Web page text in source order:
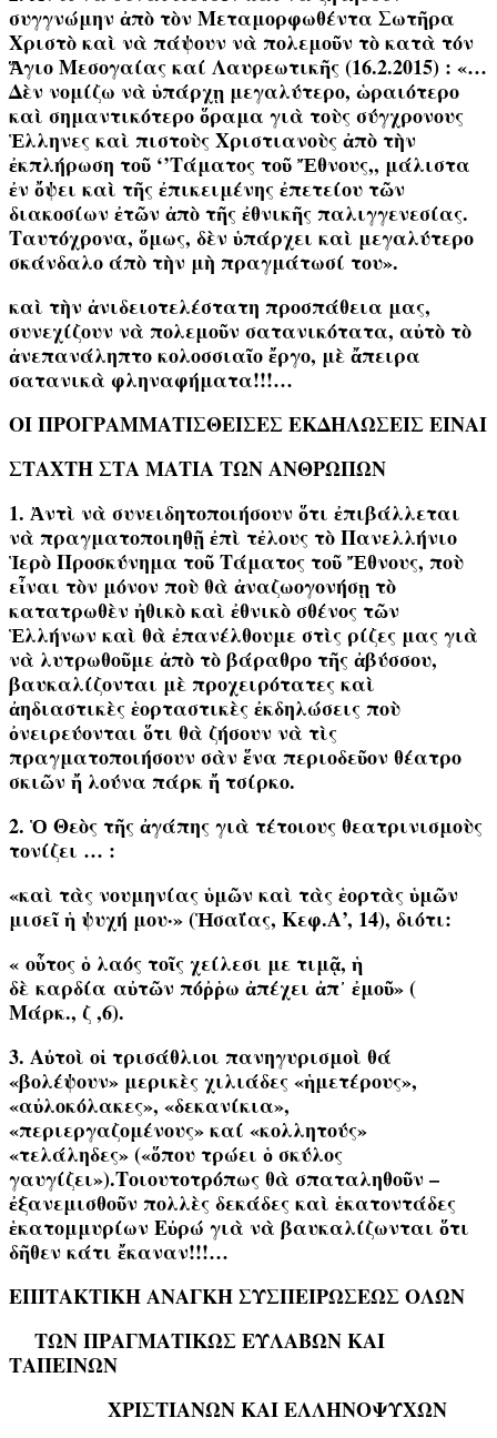
συγγνώμην ἀπὸ τὸν Μεταμορφωθέντα Σωτῆρα
Χριστὸ καὶ νὰ πάψουν νὰ πολεμοῦν τὸ κατὰ τόν
Ἅγιο Μεσογαίας καί Λαυρεωτικῆς(16.2.2015) : «…
Δὲν νομίζω νὰ ὑπάρχῃ μεγαλύτερο, ὡραιότερο
καὶ σημαντικότερο ὅραμα γιὰ τοὺς σύγχρονους
Ἑλληνες καὶ πιστοὺς Χριστιανοὺς ἀπὸ τὴν
ἐκπλήρωση τοῦ ‘’Τάματος τοῦ Ἔθνους,, μάλιστα
ἐν ὄψει καὶ τῆς ἐπικειμένης ἐπετείου τῶν
διακοσίων ἐτῶν ἀπὸ τῆς ἐθνικῆς παλιγγενεσίας.
Ταυτόχρονα, ὅμως, δὲν ὑπάρχει καὶ μεγαλύτερο
σκάνδαλο άπὸ τὴν μὴ πραγμάτωσί του».
καὶ τὴν ἀνιδειοτελέστατη προσπάθεια μας,
συνεχίζουν νὰ πολεμοῦν σατανικότατα, αὐτὸ τὸ
ἀνεπανάληπτο κολοσσιαῖο ἔργο, μὲ ἄπειρα
σατανικὰ φληναφήματα!!!…
ΟΙ ΠΡΟΓΡΑΜΜΑΤΙΣΘΕΙΣΕΣ ΕΚΔΗΛΩΣΕΙΣ ΕΙΝΑΙ
ΣΤΑΧΤΗ ΣΤΑ ΜΑΤΙΑ ΤΩΝ ΑΝΘΡΩΠΩΝ
1. Ἀντὶ νὰ συνειδητοποιήσουν ὅτι ἐπιβάλλεται
νὰ πραγματοποιηθῇ ἐπὶ τἐλους τὸ Πανελλήνιο
Ἱερὸ Προσκύνημα τοῦ Τάματος τοῦ Ἔθνους, ποὺ
εἶναι τὸν μόνον ποὺ θὰ ἀναζωογονήσῃ τὸ
κατατρωθὲν ἠθικὸ καὶ ἐθνικὸ σθένος τῶν
Ἑλλήνων καὶ θὰ ἐπανέλθουμε στὶς ρίζες μας γιὰ
νὰ λυτρωθοῦμε ἀπὸ τὸ βάραθρο τῆς ἀβύσσου,
βαυκαλίζονται μὲ προχειρότατες καὶ
ἀηδιαστικὲς ἑορταστικὲς ἐκδηλώσεις ποὺ
ὀνειρεύονται ὅτι θὰ ζήσουν νὰ τὶς
πραγματοποιήσουν σὰν ἕνα περιοδεῦον θέατρο
σκιῶν ἤ λούνα πάρκ ἤ τσίρκο.
2. Ὁ Θεὸς τῆς ἀγάπης γιὰ τέτοιους θεατρινισμοὺς
τονίζει … :
«καὶ τὰς νουμηνίας ὑμῶν καὶ τὰς ἑορτὰς ὑμῶν
μισεῖ ἡ ψυχή μου·» (Ἡσαΐας, Κεφ.Α’, 14), διότι:
« οὗτος ὁ λαός τοῖς χείλεσι με τιμᾷ, ἡ
δὲ καρδία αὐτῶν πόῤῥω ἀπέχει ἀπ᾿ ἐμοῦ» (
Μάρκ., ζ ,6).
3. Αὐτοὶ οἱ τρισάθλιοι πανηγυρισμοὶ θά
«βολέψουν» μερικὲς χιλιάδες «ἡμετέρους»,
«αὐλοκόλακες», «δεκανίκια»,
«περιεργαζομένους» καί «κολλητούς»
«τελάληδες»(«ὅπου τρώει ὁ σκύλος
γαυγίζει»).Τοιουτοτρόπως θὰ σπαταληθοῦν –
ἐξανεμισθοῦν πολλὲς δεκάδες καὶ ἑκατοντάδες
ἑκατομμυρίων Εὐρώ γιὰ νὰ βαυκαλίζωνται ὅτι
δῆθεν κάτι ἔκαναν!!!…
ΕΠΙΤΑΚΤΙΚΗ ΑΝΑΓΚΗ ΣΥΣΠΕΙΡΩΣΕΩΣ ΟΛΩΝ
ΤΩΝ ΠΡΑΓΜΑΤΙΚΩΣ ΕΥΛΑΒΩΝ ΚΑΙ
ΤΑΠΕΙΝΩΝ
ΧΡΙΣΤΙΑΝΩΝ ΚΑΙ ΕΛΛΗΝΟΨΥΧΩΝ